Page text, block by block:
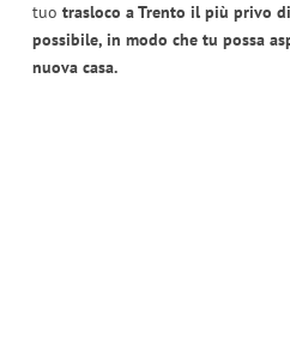
tuo trasloco a Trento il più privo
possibile, in modo che tu possa
nuova casa.